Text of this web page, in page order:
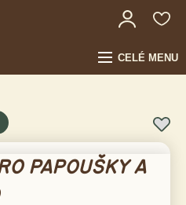
CELÉ MENU
PAPOUŠKY A